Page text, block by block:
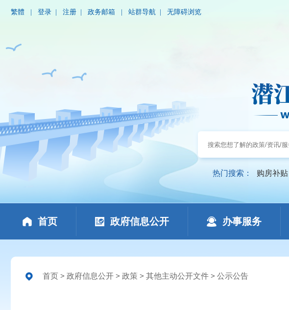
繁體 登录 注册 政务邮箱 站群导航 无障碍浏览
热门搜索： 购房补贴
首页 政府信息公开 办事服务
首页 > 政府信息公开 > 政策 > 其他主动公开文件 > 公示公告